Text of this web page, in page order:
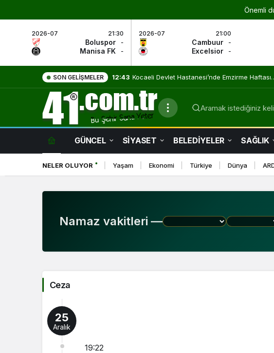
Önemli
2026-07 21:30
Boluspor
-
Manisa FK
-
2026-07 21:00
Cambuur
-
Excelsior
-
SON GELIŞMELER 9:01 Evde Sağlık Hizmetleri Umut Olmaya Devam
Ceza Haberleri
Aramak istediğiniz
GÜNCEL SİYASET BELEDİYELER SAĞLIK
NELER OLUYOR Yaşam Ekonomi Türkiye Dünya
Namaz vakitleri —
Ceza
25
Aralık
19:22